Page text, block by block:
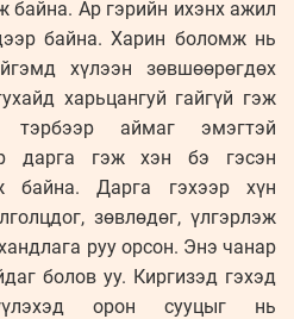
байна. Ар гэрийн ихэнх ажил
байна. Харин боломж нь
хүлээн зөвшөөрөгдөх
харьцангуй гайгүй гэж
аймаг эмэгтэй
дарга гэж хэн бэ гэсэн
байна. Дарга гэхээр хүн
зөвлөдөг, үлгэрлэж
руу орсон. Энэ чанар
болов уу. Киргизэд гэхэд
орон сууцыг нь